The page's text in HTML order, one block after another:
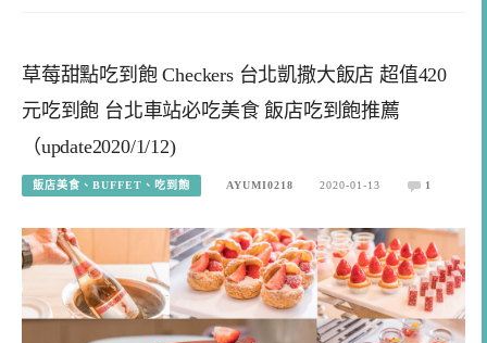
草莓甜點吃到飽 Checkers 台北凱撒大飯店 超值420
元吃到飽 台北車站必吃美食 飯店吃到飽推薦
（update2020/1/12)
飯店美食、BUFFET、吃到飽 AYUMI0218 2020-01-13 1